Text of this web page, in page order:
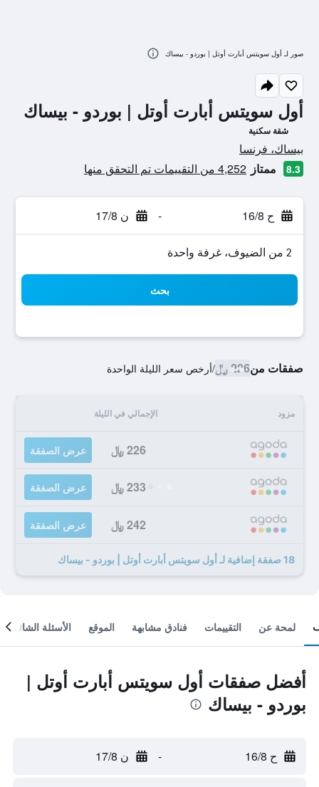
أول سويتس أبارت أوتل | بوردو - بيساك
شقة سكنية
تقييم فئة 0
بيساك، فرنسا
8.3 ممتاز 4,252 من التقييمات تم التحقق منها
ح 16/8 - ن 17/8
2 من الضيوف، غرفة واحدة
بحث
صفقات من226 ﷼ /أرخص سعر الليلة الواحدة
مزود الإجمالي في الليلة
226 ﷼ عرض الصفقة
233 ﷼ عرض الصفقة
242 ﷼ عرض الصفقة
18 صفقة إضافية لـ أول سويتس أبارت أوتل | بوردو - بيساك
صور لـ أول سويتس أبارت أوتل | بوردو - بيساك
لمحة عن التقييمات فنادق مشابهة الموقع الأسئلة الشائعة
أفضل صفقات أول سويتس أبارت أوتل |
بوردو - بيساك
ح 16/8 - ن 17/8